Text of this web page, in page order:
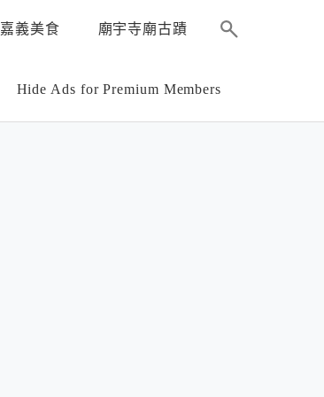
嘉義美食 廟宇寺廟古蹟
Hide Ads for Premium Members